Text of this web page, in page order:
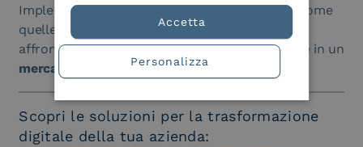
Implementarestrategie di sicurezza efficaci, come
quelle offerte da
Intesa, è ilprimo passo
affrontare con successo questasfidae operare in un
mercato sempre più digitale e interconnesso
Scopri le soluzioni per la trasformazione
digitale della tua azienda:
Accetta
Personalizza